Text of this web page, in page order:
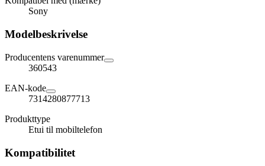
Sony
Modelbeskrivelse
Producentens varenummer
360543
EAN-kode
7314280877713
Produkttype
Etui til mobiltelefon
Kompatibilitet